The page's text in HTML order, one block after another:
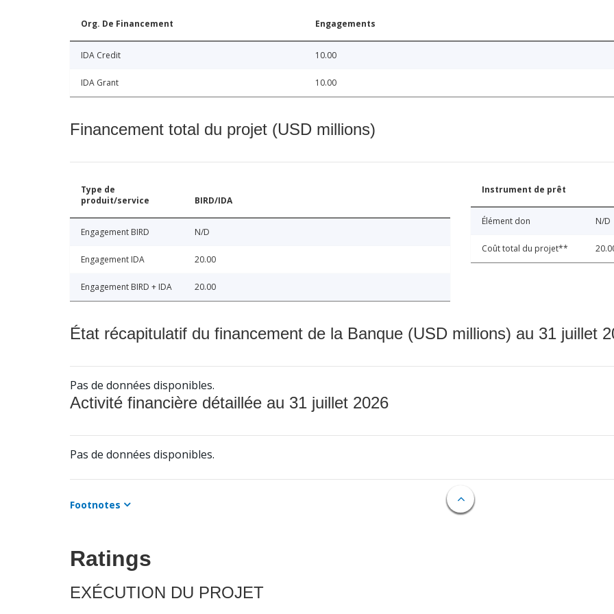
Org. De Financement Engagements
IDA Credit 10.00
IDA Grant 10.00
Financement total du projet (USD millions)
Type de
produit/service
BIRD/IDA
Engagement BIRD N/D
Engagement IDA 20.00
Engagement BIRD + IDA 20.00
Instrument de prêt
Élément don N/D
Coût total du projet**
État récapitulatif du financement de la Banque (USD millions) au 31 juillet
Pas de données disponibles.
Activité financière détaillée au 31 juillet 2026
Pas de données disponibles.
Footnotes
Ratings
EXÉCUTION DU PROJET